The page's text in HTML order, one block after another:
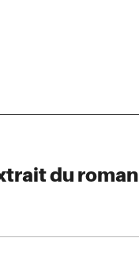
du roman